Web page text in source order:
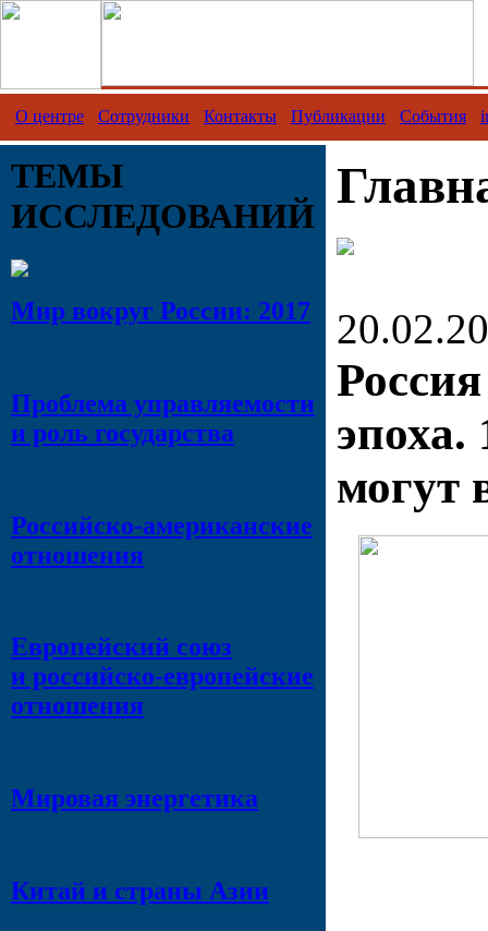
О центре Сотрудники Контакты Публикации События
ТЕМЫ
ИССЛЕДОВАНИЙ
Мир вокруг России: 2017
Проблема управляемости
и роль государства
Российско-американские
отношения
Европейский союз
и российско-европейские
отношения
Мировая энергетика
Китай и страны Азии
эпоха.
могут